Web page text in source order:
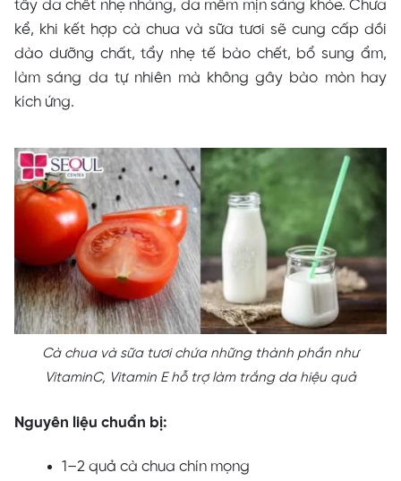
tẩy da chết nhẹ nhàng, da mềm mịn sáng khỏe. Chưa
kể, khi kết hợp cà chua và sữa tươi sẽ cung cấp dồi
dào dưỡng chất, tẩy nhẹ tế bào chết, bổ sung ẩm,
làm sáng da tự nhiên mà không gây bào mòn hay
kích ứng.
Cà chua và sữa tươi chứa những thành phần như
VitaminC, Vitamin E hỗ trợ làm trắng da hiệu quả
Nguyên liệu chuẩn bị:
1–2 quả cà chua chín mọng